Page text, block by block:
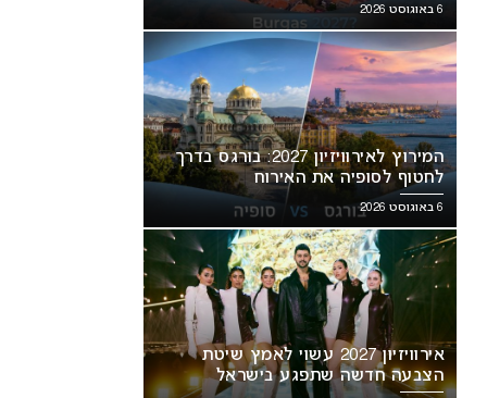
6 באוגוסט 2026
המירוץ לאירוויזיון 2027: בורגס בדרך
לחטוף לסופיה את האירוח
6 באוגוסט 2026
אירוויזיון 2027 עשוי לאמץ שיטת
הצבעה חדשה שתפגע בישראל